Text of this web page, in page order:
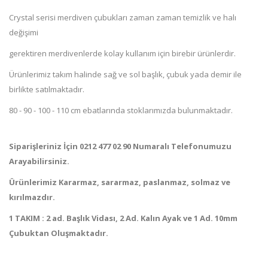
Crystal serisi merdiven çubukları zaman zaman temizlik ve halı
değişimi
gerektiren merdivenlerde kolay kullanım için birebir ürünlerdir.
Ürünlerimiz takım halinde sağ ve sol başlık, çubuk yada demir ile
birlikte satılmaktadır.
80 - 90 - 100 - 110 cm ebatlarında stoklarımızda bulunmaktadır.
Siparişleriniz İçin 0212 477 02 90 Numaralı Telefonumuzu
Arayabilirsiniz.
Ürünlerimiz Kararmaz, sararmaz, paslanmaz, solmaz ve
kırılmazdır.
1 TAKIM : 2 ad. Başlık Vidası, 2 Ad. Kalın Ayak ve 1 Ad. 10mm
Çubuktan Oluşmaktadır.